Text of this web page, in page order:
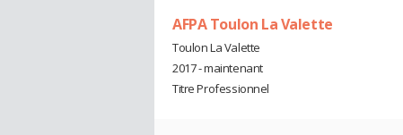
AFPA Toulon La Valette
Toulon La Valette
2017 - maintenant
Titre Professionnel